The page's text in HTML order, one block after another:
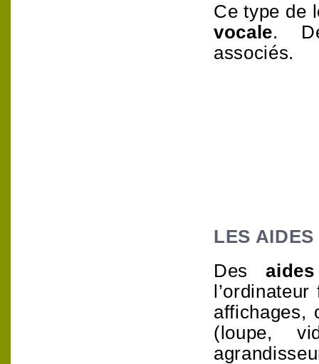
Ce type de
vocale.
associés.
LES
Des
affichages,
(loupe,